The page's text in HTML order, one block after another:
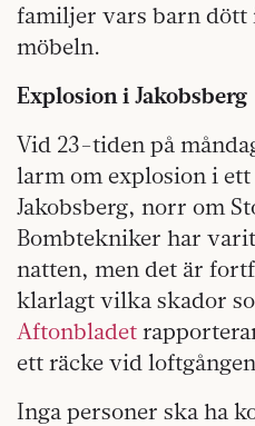
familjer vars barn
möbeln.
Explosion i Jakobsberg
Vid 23-tiden på
larm om explosion i
Jakobsberg, norr om
Bombtekniker har
natten, men det är
klarlagt vilka skador
Aftonbladet
ett räcke vid
Inga personer ska ha